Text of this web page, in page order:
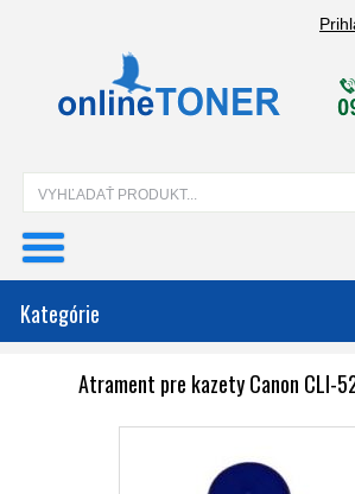
Kategórie
Atrament pre kazety Canon CLI-